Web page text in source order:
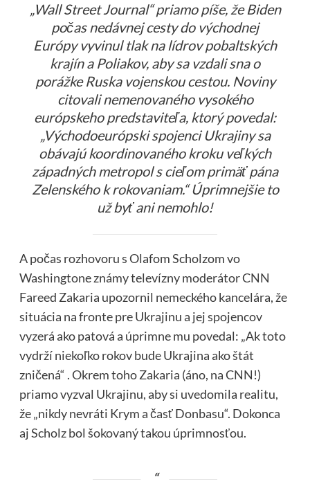
„Wall Street Journal“ priamo píše, že Biden
počas nedávnej cesty do východnej
Európy vyvinul tlak na lídrov pobaltských
krajín a Poliakov, aby sa vzdali sna o
porážke Ruska vojenskou cestou. Noviny
citovali nemenovaného vysokého
európskeho predstaviteľa, ktorý povedal:
„Východoeurópski spojenci Ukrajiny sa
obávajú koordinovaného kroku veľkých
západných metropol s cieľom primäť pána
Zelenského k rokovaniam.“ Úprimnejšie to
už byť ani nemohlo!
A počas rozhovoru s Olafom Scholzom vo
Washingtone známy televízny moderátor CNN
Fareed Zakaria upozornil nemeckého kancelára, že
situácia na fronte pre Ukrajinu a jej spojencov
vyzerá ako patová a úprimne mu povedal: „Ak toto
vydrží niekoľko rokov bude Ukrajina ako štát
zničená“ . Okrem toho Zakaria (áno, na CNN!)
priamo vyzval Ukrajinu, aby si uvedomila realitu,
že „nikdy nevráti Krym a časť Donbasu“. Dokonca
aj Scholz bol šokovaný takou úprimnosťou.